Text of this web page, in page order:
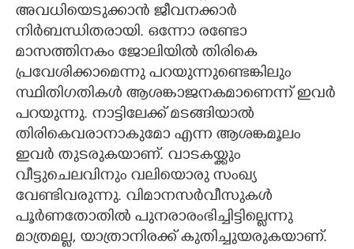
അവധിയെടുക്കാൻ ജീവനക്കാർ
നിർബന്ധിതരായി. ഒന്നോ രണ്ടോ
മാസത്തിനകം ജോലിയിൽ തിരികെ
പ്രവേശിക്കാമെന്നു പറയുന്നുണ്ടെങ്കിലും
സ്ഥിതിഗതികൾ ആശങ്കാജനകമാണെന്ന് ഇവർ
പറയുന്നു. നാട്ടിലേക്ക് മടങ്ങിയാൽ
തിരികെവരാനാകുമോ എന്ന ആശങ്കമൂലം
ഇവർ തുടരുകയാണ്. വാടകയ്ക്കും
വീട്ടുചെലവിനും വലിയൊരു സംഖ്യ
വേണ്ടിവരുന്നു. വിമാനസർവീസുകൾ
പൂർണതോതിൽ പുനരാരംഭിച്ചിട്ടില്ലെന്നു
മാത്രമല്ല, യാത്രാനിരക്ക് കുതിച്ചുയരുകയാണ്.